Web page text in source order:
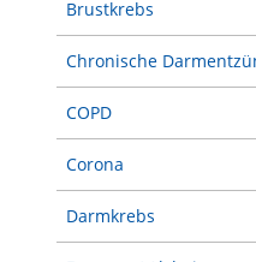
Brustkrebs
Chronische
COPD
Corona
Darmkrebs